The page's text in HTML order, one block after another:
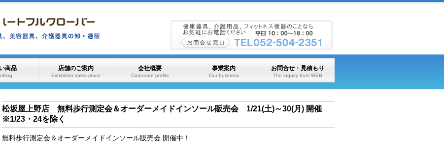
商品 店舗のご案内
Exhibition sales place
会社概要
Corporate profile
事業案内
Our business
お問合せ・見積もり
The inquiry from WEB
松坂屋上野店 無料歩行測定会＆オーダーメイドインソール販売会 1/21(土)～30(月) 開催
※1/23・24を除く
無料歩行測定会＆オーダーメイドインソール販売会 開催中！